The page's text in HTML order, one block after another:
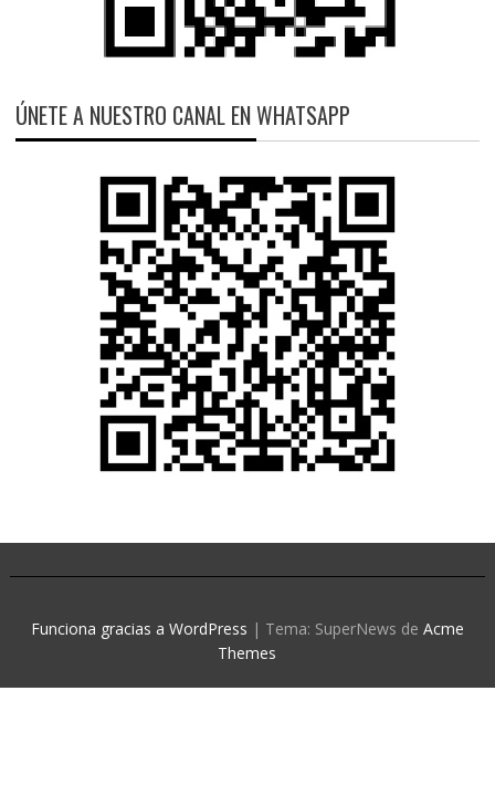
ÚNETE A NUESTRO CANAL EN WHATSAPP
Funciona gracias a WordPress | Tema: SuperNews de Acme
Themes